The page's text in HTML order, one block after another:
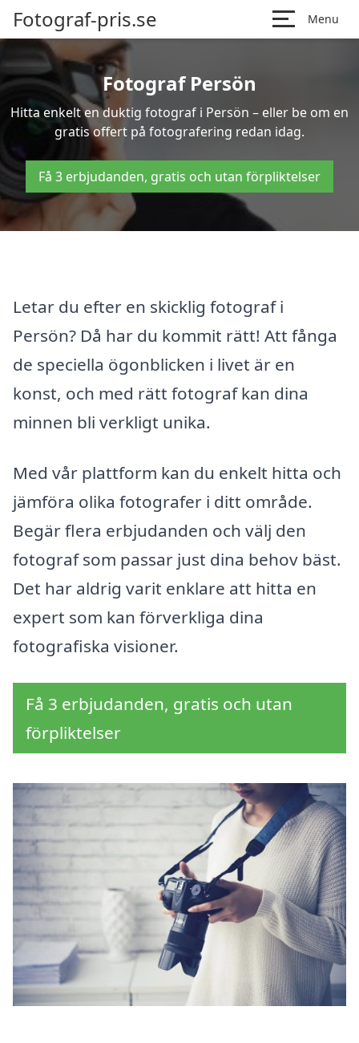
Fotograf-pris.se Menu
Fotograf Persön
Hitta enkelt en duktig fotograf i Persön – eller be om en
gratis offert på fotografering redan idag.
Få 3 erbjudanden, gratis och utan förpliktelser
Letar du efter en skicklig fotograf i
Persön? Då har du kommit rätt! Att fånga
de speciella ögonblicken i livet är en
konst, och med rätt fotograf kan dina
minnen bli verkligt unika.
Med vår plattform kan du enkelt hitta och
jämföra olika fotografer i ditt område.
Begär flera erbjudanden och välj den
fotograf som passar just dina behov bäst.
Det har aldrig varit enklare att hitta en
expert som kan förverkliga dina
fotografiska visioner.
Få 3 erbjudanden, gratis och utan
förpliktelser